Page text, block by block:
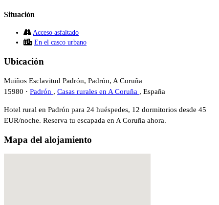
Situación
Acceso asfaltado
En el casco urbano
Ubicación
Muiños Esclavitud Padrón, Padrón, A Coruña
15980 · Padrón , Casas rurales en A Coruña , España
Hotel rural en Padrón para 24 huéspedes, 12 dormitorios desde 45
EUR/noche. Reserva tu escapada en A Coruña ahora.
Mapa del alojamiento